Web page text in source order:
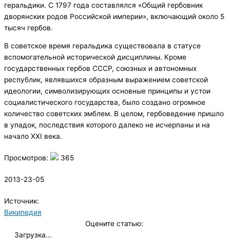
геральдики. С 1797 года составлялся «Общий гербовник
дворянских родов Российской империи», включающий около 5
тысяч гербов.
В советское время геральдика существовала в статусе
вспомогательной исторической дисциплины. Кроме
государственных гербов СССР, союзных и автономных
республик, являвшихся образным выражением советской
идеологии, символизирующих основные принципы и устои
социалистического государства, было создано огромное
количество советских эмблем. В целом, гербоведение пришло
в упадок, последствия которого далеко не исчерпаны и на
начало XXI века.
Просмотров: 365
2013-23-05
Источник:
Википедия
Оцените статью:
Загрузка...